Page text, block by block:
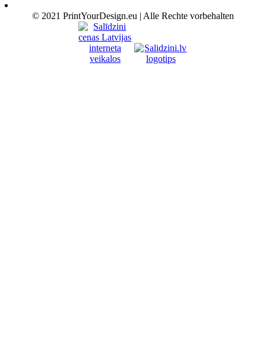
© 2021 PrintYourDesign.eu | Alle Rechte vorbehalten